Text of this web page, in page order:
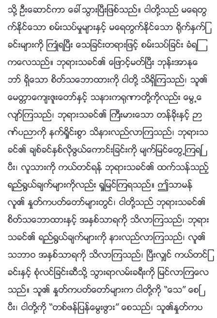
သို႔ ဦးေဆာင္ကာ ေခၚသြားၿပီးျဖစ္သည္။ ငါတို႔သည္ မေရတြ
က္ႏိုင္ေသာ စမ္းသပ္မႈမ်ားႏွင့္ မေရတြက္ႏိုင္ေသာ ႐ိုက္ႏွက္ျ
ခင္းမ်ားကို ႀကဳံရၿပီး ေသျခင္းတရားျဖင့္ စမ္းသပ္ျခင္း ခံရၾ
ကေလသည္။ ဘုရားသခင္၏ ေျဖာင့္မတ္ၿပီး ဘုန္းအာႏုေ
ဘာ္ ရွိေသာ စိတ္သေဘာထားကို ငါတို႔ သိရွိၾကသည္၊ သူ၏
ေမတၱာေက်းဇူးေတာ္ႏွင့္ သနားက႐ုဏာတို႔ကိုလည္း ေမြ႕ေ
လ်ာ္ၾကသည္၊ ဘုရားသခင္၏ ႀကီးမားေသာ တန္ခိုးႏွင့္ ဉာ
ဏ္ပညာကို နက္ရႈိင္းစြာ သိနားလည္လာၾကသည္၊ ဘုရားသ
ခင္၏ ခ်စ္ခင္ႏွစ္လိုဖြယ္ေကာင္းျခင္းကို မ်က္ျမင္ေတြ႕ၾကရၿ
ပီး၊ လူသားကို ကယ္တင္ရန္ ဘုရားသခင္၏ ထက္သန္သည့္
ရည္႐ြယ္ခ်က္မ်ားကိုလည္း ရႈျမင္ၾကရသည္။ ဤသာမန္
လူ၏ ႏႈတ္ကပတ္ေတာ္မ်ားတြင္၊ ငါတို႔သည္ ဘုရားသခင္၏
စိတ္သေဘာထားႏွင့္ အႏွစ္သာရကို သိလာၾကသည္၊ ဘုရား
သခင္၏ ရည္႐ြယ္ခ်က္မ်ားကို နားလည္လာၾကသည္၊ လူ၏
သဘာဝ အႏွစ္သာရကို သိလာၾကသည္၊ ၿပီးလွ်င္ ကယ္တင္ျ
ခင္းႏွင့္ စုံလင္ျခင္းဆီသို႔ သြားရာလမ္းခရီးကို ျမင္လာၾကေလ
သည္။ သူ၏ ႏႈတ္ကပတ္ေတာ္မ်ားက ငါတို႔ကို “ေသ” ေစၿ
ပီး၊ ငါတို႔ကို “တစ္ဖန္ျပန္ေမြးဖြား” ေစသည္၊ သူ၏ႏႈတ္ကပ